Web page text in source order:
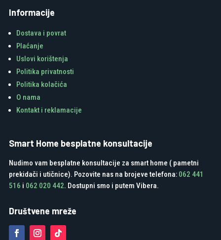
Informacije
Dostava i povrat
Plaćanje
Uslovi korištenja
Politika privatnosti
Politika kolačića
O nama
Kontakt i reklamacije
Smart Home besplatne konsultacije
Nudimo vam besplatne konsultacije za smart home ( pametni
prekidači i utičnice). Pozovite nas na brojeve telefona: 062 441
516 i 062 020 442. Dostupni smo i putem Vibera.
Društvene mreže